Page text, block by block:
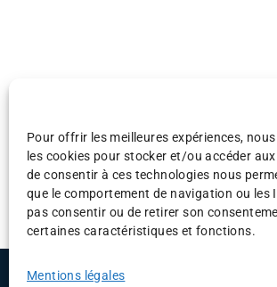
Pour offrir les meilleures expériences,
les cookies pour stocker et/ou accéder
de consentir à ces technologies nous
que le comportement de navigation ou les
pas consentir ou de retirer son
certaines caractéristiques et fonctions.
Mentions légales